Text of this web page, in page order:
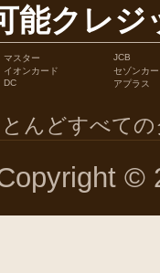
能クレジ
マスター JCB
イオンカード セゾンカー
DC アプラス
んどすべて
©